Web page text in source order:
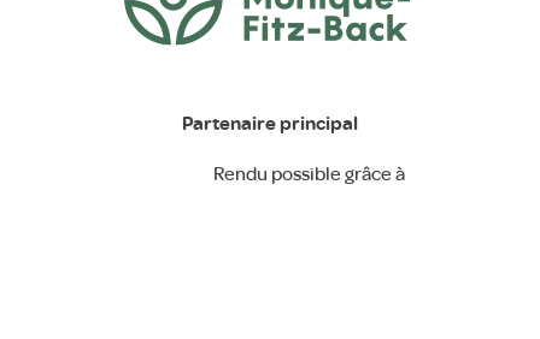
Partenaire principal
Rendu possible grâce à